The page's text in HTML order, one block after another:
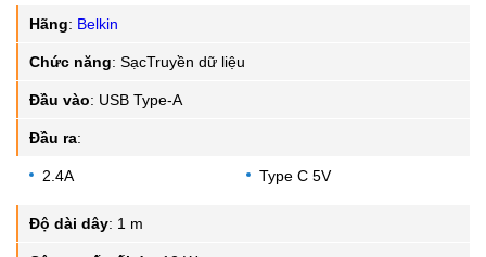
Hãng: Belkin
Chức năng: SạcTruyền dữ liệu
Đầu vào: USB Type-A
Đầu ra:
2.4A Type C 5V
Độ dài dây: 1 m